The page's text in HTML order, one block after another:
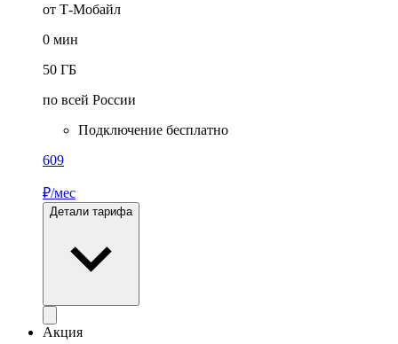
от Т-Мобайл
0 мин
50 ГБ
по всей России
Подключение бесплатно
609
₽/мес
Детали тарифа
Акция